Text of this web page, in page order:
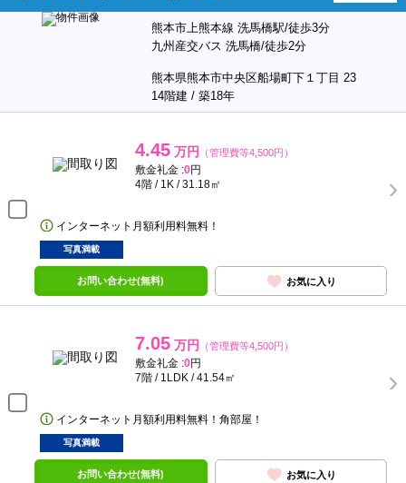
熊本市上熊本線 洗馬橋駅/徒歩3分
九州産交バス 洗馬橋/徒歩2分
熊本県熊本市中央区船場町下１丁目 23
14階建 / 築18年
4.45 万円 （管理費等4,500円）
敷金礼金 :0円
4階 / 1K / 31.18㎡
インターネット月額利用料無料！
写真満載
お問い合わせ(無料) お気に入り
7.05 万円 （管理費等4,500円）
敷金礼金 :0円
7階 / 1LDK / 41.54㎡
インターネット月額利用料無料！角部屋！
写真満載
お問い合わせ(無料) お気に入り